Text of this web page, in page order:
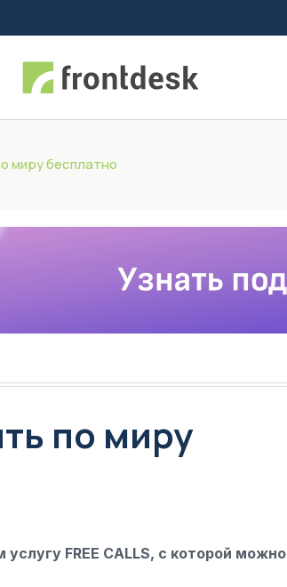
миру бесплатно
по миру
FREE CALLS, с которой можно